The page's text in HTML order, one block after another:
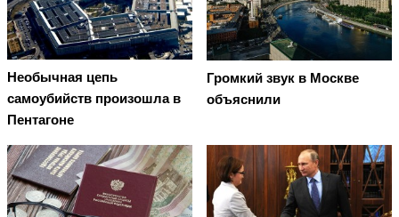
Необычная цепь
самоубийств произошла в
Пентагоне
Громкий звук в Москве
объяснили